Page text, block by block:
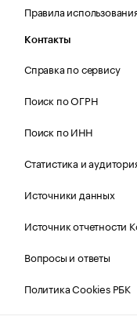
Правила
Контакты
Справка по сервису
Поиск по ОГРН
Поиск по ИНН
Статистика и
Источники данных
Источник отчетности
Вопросы и ответы
Политика Cookies РБК